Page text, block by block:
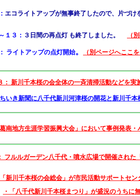
エコライトアップが無事終了したので、片づけ
１３： ３日間の再点灯 も終了しました。 （
ライトアップの点灯開始。 （別ページへここ
： 新川千本桜の会全体の一斉清掃活動などを実
いき新聞に八千代新川河津桜の開花と新川千
南地方生涯学習振興大会」において事例発表
フルルガーデン八千代・噴水広場で開催され
新川千本桜の会総会」が市民活動サポート
・「八千代新川千本桜まつり」が盛況のうち